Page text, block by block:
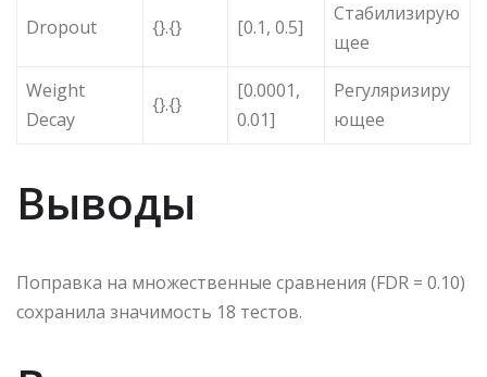
Dropout {}.{} [0.1, 0.5]
Стабилизирую
щее
Weight
Decay
{}.{}
[0.0001,
0.01]
Регуляризиру
ющее
Выводы
Поправка на множественные сравнения (FDR = 0.10)
сохранила значимость 18 тестов.